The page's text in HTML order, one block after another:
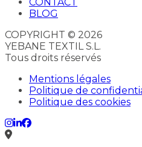
BLOG
COPYRIGHT © 2026
YEBANE TEXTIL S.L.
Tous droits réservés
Mentions légales
Politique de
Politique des cookies